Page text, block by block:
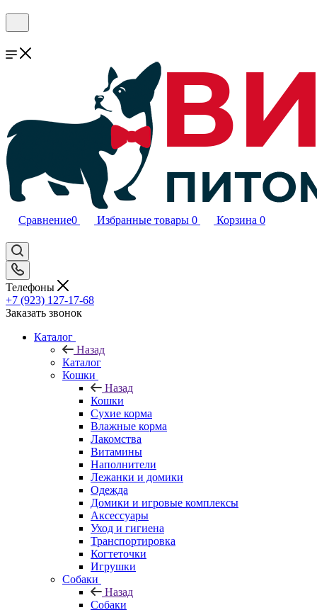
Сравнение0 Избранные товары 0 Корзина 0
Телефоны
+7 (923) 127-17-68
Заказать звонок
Каталог
Назад
Каталог
Кошки
Назад
Кошки
Сухие корма
Влажные корма
Лакомства
Витамины
Наполнители
Лежанки и домики
Одежда
Домики и игровые комплексы
Аксессуары
Уход и гигиена
Транспортировка
Когтеточки
Игрушки
Собаки
Назад
Собаки